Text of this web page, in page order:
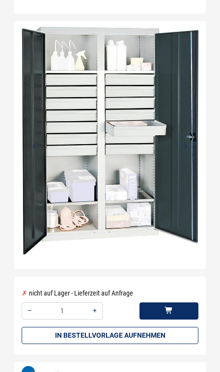
nicht auf Lager - Lieferzeit auf Anfrage
–
+
IN BESTELLVORLAGE AUFNEHMEN